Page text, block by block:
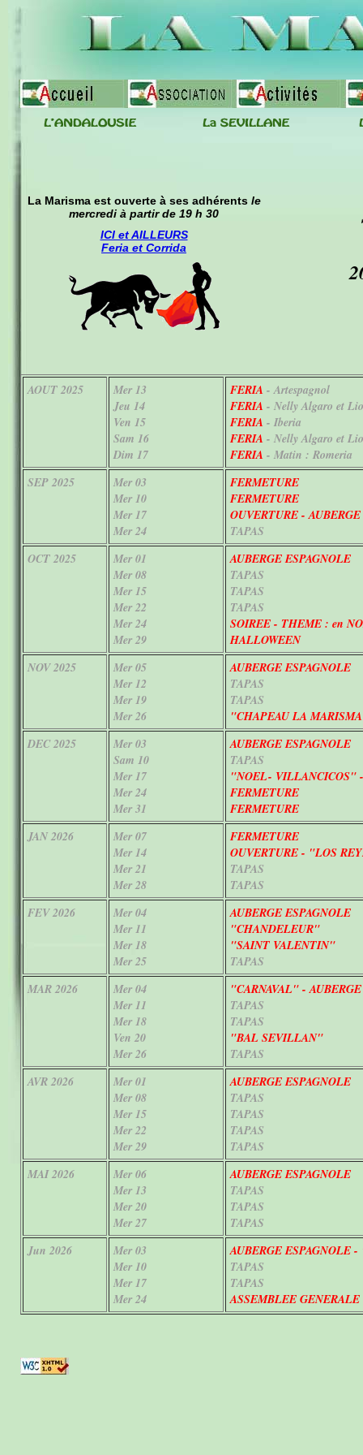
La Marisma est ouverte à ses adhérentsle
mercredi à partir de 19 h 30
ICI et AILLEURS
Feria et Corrida
AOUT 2025 Mer 13
Jeu 14
Ven 15
Sam 16
Dim 17
FERIA - Artespagnol
FERIA - Nelly Algaro et
FERIA - Iberia
FERIA - Nelly Algaro et
FERIA - Matin : Romeria
SEP 2025
Mer 03
Mer 10
Mer 17
Mer 24
FERMETURE
FERMETURE
OUVERTURE -
TAPAS
OCT 2025
Mer 01
Mer 08
Mer 15
Mer 22
Mer 24
Mer 29
AUBERGE ESPAGNOLE
TAPAS
TAPAS
TAPAS
SOIREE - THEME : en
HALLOWEEN
NOV 2025
Mer 05
Mer 12
Mer 19
Mer 26
AUBERGE ESPAGNOLE
TAPAS
TAPAS
"CHAPEAU LA
DEC 2025
Mer 03
Sam 10
Mer 17
Mer 24
Mer 31
AUBERGE ESPAGNOLE
TAPAS
"NOEL- VILLANCICOS"
FERMETURE
FERMETURE
JAN 2026
Mer 07
Mer 14
Mer 21
Mer 28
FERMETURE
OUVERTURE - "LOS
TAPAS
TAPAS
FEV 2026
Mer 04
Mer 11
Mer 18
Mer 25
AUBERGE ESPAGNOLE
"CHANDELEUR"
"SAINT VALENTIN"
TAPAS
MAR 2026
Mer 04
Mer 11
Mer 18
Ven 20
Mer 26
"CARNAVAL" -
TAPAS
TAPAS
"BAL SEVILLAN"
TAPAS
AVR 2026
Mer 01
Mer 08
Mer 15
Mer 22
Mer 29
AUBERGE ESPAGNOLE
TAPAS
TAPAS
TAPAS
TAPAS
MAI 2026
Mer 06
Mer 13
Mer 20
Mer 27
AUBERGE ESPAGNOLE
TAPAS
TAPAS
TAPAS
Jun 2026
Mer 03
Mer 10
Mer 17
Mer 24
AUBERGE ESPAGNOLE
TAPAS
TAPAS
ASSEMBLEE GENERALE